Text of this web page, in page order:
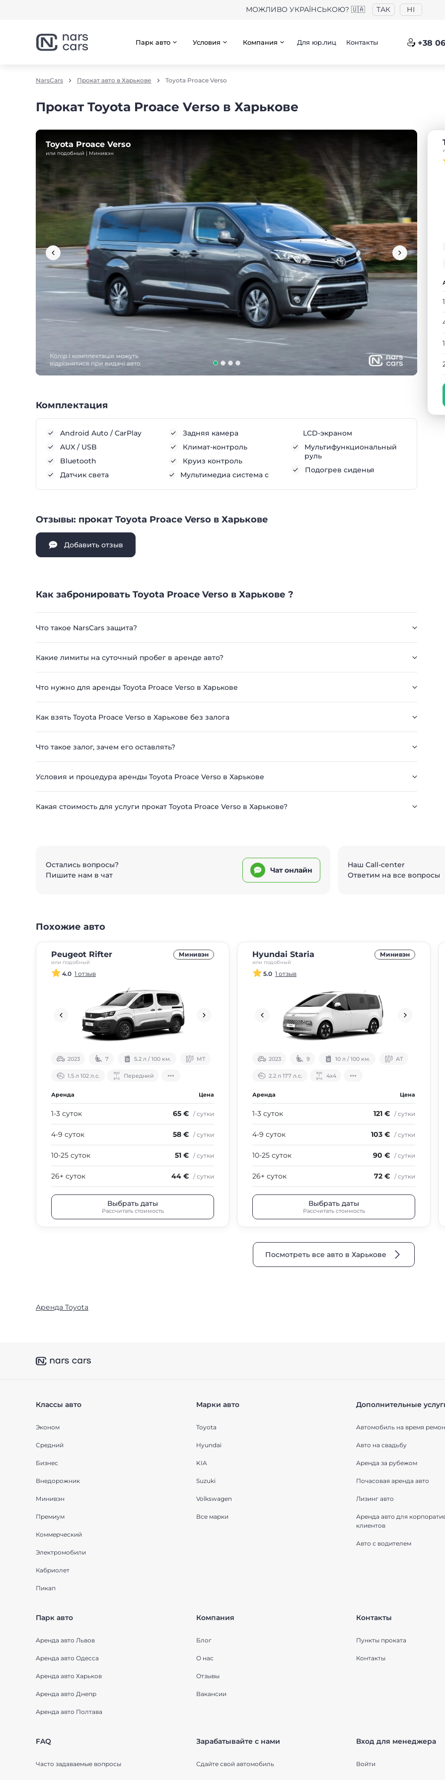
МОЖЛИВО УКРАЇНСЬКОЮ? 🇺🇦 ТАК НІ
Парк авто Условия Компания Для юр.лиц Контакты +38
NarsCars Прокат авто в Харькове Toyota Proace Verso
Прокат Toyota Proace Verso в Харькове
Toyota Proace Verso
или подобный | Минивэн
Комплектация
Android Auto / CarPlay
AUX / USB
Bluetooth
Датчик света
Задняя камера
Климат-контроль
Круиз контроль
Мультимедиа система с
LCD-экраном
Мультифункциональный
руль
Подогрев сиденья
Отзывы: прокат Toyota Proace Verso в Харькове
Добавить отзыв
Как забронировать Toyota Proace Verso в Харькове ?
Что такое NarsCars защита?
Какие лимиты на суточный пробег в аренде авто?
Что нужно для аренды Toyota Proace Verso в Харькове
Как взять Toyota Proace Verso в Харькове без залога
Что такое залог, зачем его оставлять?
Условия и процедура аренды Toyota Proace Verso в Харькове
Какая стоимость для услуги прокат Toyota Proace Verso в Харькове?
Остались вопросы?
Пишите нам в чат
Чат онлайн
Наш Call-center
Ответим на все вопросы
Похожие авто
Peugeot Rifter
или подобный
Минивэн
4.0 1 отзыв
2023 7 5.2 л / 100 км. МТ
1.5 л 102 л.с. Передний
Аренда Цена
1-3 суток 65 € / сутки
4-9 суток 58 € / сутки
10-25 суток 51 € / сутки
26+ суток 44 € / сутки
Выбрать даты
Рассчитать стоимость
Hyundai Staria
или подобный
Минивэн
5.0 1 отзыв
2023 9 10 л / 100 км. АТ
2.2 л 177 л.с. 4х4
Аренда Цена
1-3 суток 121 € / сутки
4-9 суток 103 € / сутки
10-25 суток 90 € / сутки
26+ суток 72 € / сутки
Выбрать даты
Рассчитать стоимость
Посмотреть все авто в Харькове
Аренда Toyota
Классы авто
Эконом
Средний
Бизнес
Внедорожник
Минивэн
Премиум
Коммерческий
Электромобили
Кабриолет
Пикап
Марки авто
Toyota
Hyundai
KIA
Suzuki
Volkswagen
Все марки
Дополнительные
Автомобиль на время
Авто на свадьбу
Аренда за рубежом
Почасовая аренда авто
Лизинг авто
Аренда авто для
клиентов
Авто с водителем
Парк авто
Аренда авто Львов
Аренда авто Одесса
Аренда авто Харьков
Аренда авто Днепр
Аренда авто Полтава
Компания
Блог
О нас
Отзывы
Вакансии
Контакты
Пункты проката
Контакты
FAQ
Часто задаваемые вопросы
Зарабатывайте с нами
Сдайте свой автомобиль
Вход для менеджера
Войти